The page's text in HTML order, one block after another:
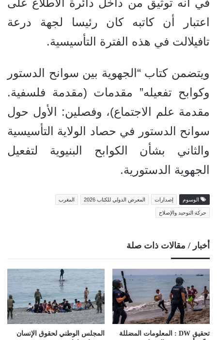
في أنه توثيق من داخل دائرة الاطلاع على
اعتبار أن كاتبه كان رئيسا لجهة درعة
تافيلالت في هذه الفترة التأسيسية.
ويتضمن كتاب “الجهوية بين سوانح الدستور
وكوابح تفعيله” مقدمات (مقدمة فلسفية.
مقدمة علم الاجتماع)، وفصلين: الأول حول
سوانح الدستور في حصاد الولاية التأسيسية
والثاني بشأن الكوابح البنيوية لتفعيل
الجهوية الدستورية.
الوسوم إصدارات المعرض الدولي للكتاب 2026 المغرب
حركة التوحيد والإصلاح
أخبار / مقالات ذات صلة
تحقيق DW : المعلومات المضللة
المجلس الوطني لحقوق الإنسان